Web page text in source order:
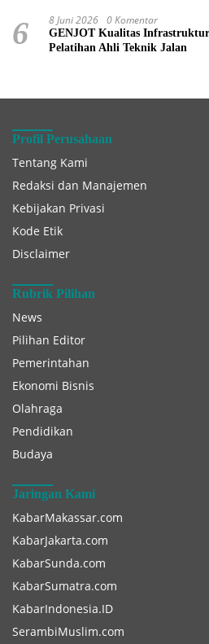
6 8 Juni 2026 0 Komentar
GENJOT Kualitas
Pelatihan Ahli Teknik Jalan
Profil Perusahaan
Tentang Kami
Redaksi dan Manajemen
Kebijakan Privasi
Kode Etik
Disclaimer
Rubrik Pilihan
News
Pilihan Editor
Pemerintahan
Ekonomi Bisnis
Olahraga
Pendidikan
Budaya
Jaringan Kami
KabarMakassar.com
KabarJakarta.com
KabarSunda.com
KabarSumatra.com
KabarIndonesia.ID
SerambiMuslim.com